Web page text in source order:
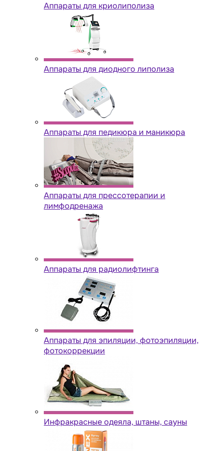
Аппараты для криолиполиза
Аппараты для диодного липолиза
Аппараты для педикюра и маникюра
Аппараты для прессотерапии и
лимфодренажа
Аппараты для радиолифтинга
Аппараты для эпиляции, фотоэпиляции,
фотокоррекции
Инфракрасные одеяла, штаны, сауны